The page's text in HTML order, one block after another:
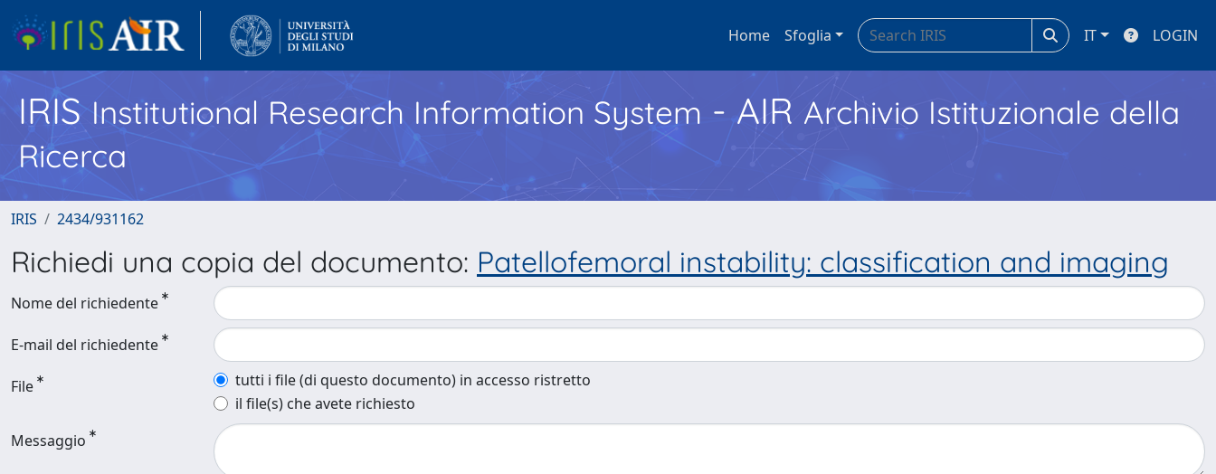
Home Sfoglia IT LOGIN
IRISInstitutional Research Information System - AIR Archivio Istituzionale della
Ricerca
IRIS 2434/931162
Richiedi una copia del documento: Patellofemoral instability: classification and imaging
Nome del richiedente
E-mail del richiedente
File
tutti i file (di questo documento) in accesso ristretto
il file(s) che avete richiesto
Messaggio